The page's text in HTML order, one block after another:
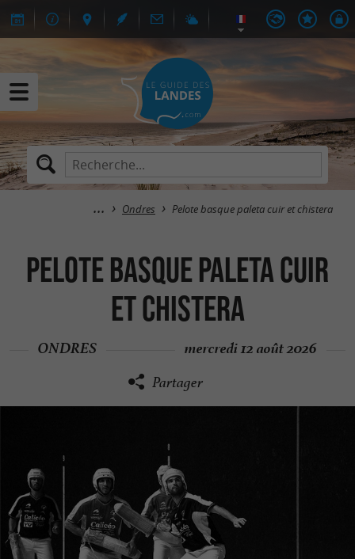
Ondres Pelote basque paleta cuir et chistera
Pelote basque paleta cuir
et chistera
ONDRES mercredi 12 août 2026
Partager